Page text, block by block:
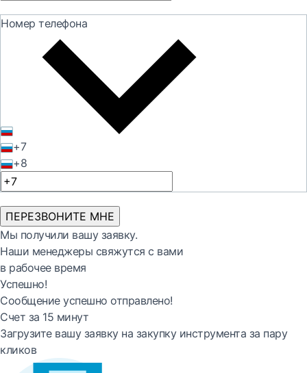
Номер телефона
+7
+8
ПЕРЕЗВОНИТЕ МНЕ
Мы получили вашу заявку.
Наши менеджеры свяжутся с вами
в рабочее время
Успешно!
Сообщение успешно отправлено!
Счет за 15 минут
Загрузите вашу заявку на закупку инструмента за пару
кликов